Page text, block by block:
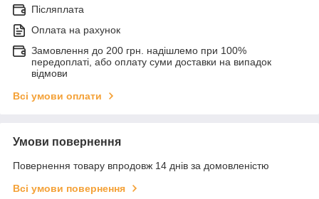
Післяплата
Оплата на рахунок
Замовлення до 200 грн. надішлемо при 100%
передоплаті, або оплату суми доставки на випадок
відмови
Всі умови оплати
Умови повернення
Повернення товару впродовж 14 днів за домовленістю
Всі умови повернення